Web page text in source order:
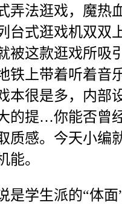
弄法逛戏，魔热
台式逛戏机双双
被这款逛戏所
铁上带着听着音
本很是多，内部
的提…你能否曾
质感。今天小编
能。
学生派的“体面